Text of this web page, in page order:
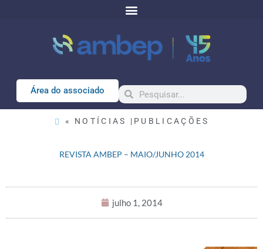
Área do associado
« NOTÍCIAS | PUBLICAÇÕES
REVISTA AMBEP – MAIO/JUNHO 2014
julho 1, 2014